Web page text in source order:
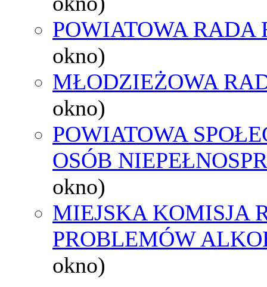
POWIATOWA RADA
okno)
MŁODZIEŻOWA
okno)
POWIATOWA
OSÓB
okno)
MIEJSKA KOMISJA
PROBLEMÓW
okno)